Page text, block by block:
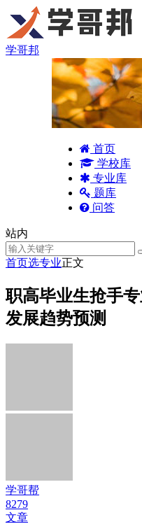
学哥邦
首页
学校库
专业库
题库
问答
站内
首页选专业正文
职高毕业生抢手
发展趋势预测
学哥帮
8279
文章